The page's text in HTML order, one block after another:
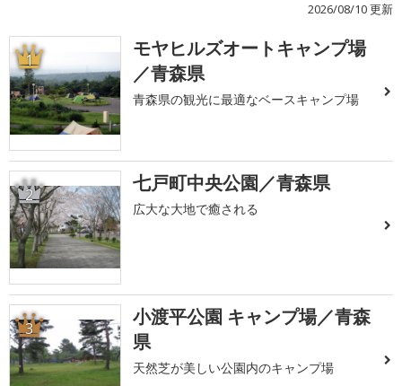
2026/08/10 更新
1
モヤヒルズオートキャンプ場
／青森県
青森県の観光に最適なベースキャンプ場
2 七戸町中央公園／青森県
広大な大地で癒される
3
小渡平公園 キャンプ場／青森
県
天然芝が美しい公園内のキャンプ場